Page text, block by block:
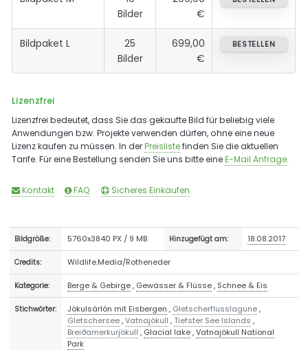
Bilder
€
Bildpaket L
25
Bilder
699,00
€
BESTELLEN
Lizenzfrei
Lizenzfrei bedeutet, dass Sie das gekaufte Bild für beliebig viele
Anwendungen bzw. Projekte verwenden dürfen, ohne eine neue
Lizenz kaufen zu müssen. In derPreislistefinden Sie die aktuellen
Tarife. Für eine Bestellung senden Sie uns bitte eineE-Mail Anfrage.
Kontakt FAQ Sicheres Einkaufen
Bildgröße: 5760x3840 PX / 9 MB Hinzugefügt am: 18.08.2017
Credits: Wildlife.Media/Rotheneder
Kategorie: Berge & Gebirge, Gewässer & Flüsse, Schnee & Eis
Stichwörter: Jökulsárlón mit Eisbergen , Gletscherflusslagune,
Gletschersee,Vatnajökull ,Tiefster See Islands ,
Breiðamerkurjökull , Glacial lake,Vatnajökull National
Park